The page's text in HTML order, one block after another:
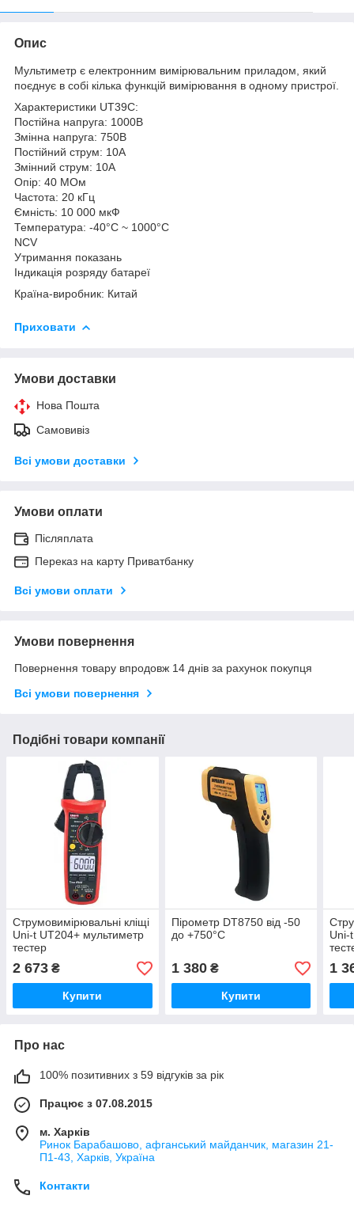
Опис
Мультиметр є електронним вимірювальним приладом, який
поєднує в собі кілька функцій вимірювання в одному пристрої.
Характеристики UT39C:
Постійна напруга: 1000В
Змінна напруга: 750В
Постійний струм: 10А
Змінний струм: 10A
Опір: 40 МОм
Частота: 20 кГц
Ємність: 10 000 мкФ
Температура: -40°C ~ 1000°C
NCV
Утримання показань
Індикація розряду батареї
Країна-виробник: Китай
Приховати
Умови доставки
Нова Пошта
Самовивіз
Всі умови доставки
Умови оплати
Післяплата
Переказ на карту Приватбанку
Всі умови оплати
Умови повернення
Повернення товару впродовж 14 днів за рахунок покупця
Всі умови повернення
Подібні товари компанії
Струмовимірювальні кліщі
Uni-t UT204+ мультиметр
тестер
2 673 ₴
Купити
Пірометр DT8750 від -50
до +750°C
1 380₴
Купити
Uni-
1
Про нас
100% позитивних з 59 відгуків за рік
Працює з 07.08.2015
м. Харків
Ринок Барабашово, афганський майданчик, магазин 21-
П1-43, Харків, Україна
Контакти